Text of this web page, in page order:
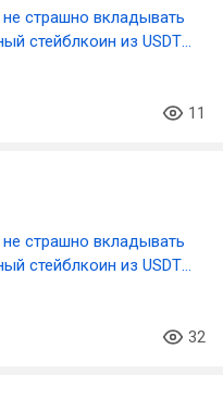
страшно вкладывать
стейблкоин из USDT,
11
страшно вкладывать
стейблкоин из USDT,
32